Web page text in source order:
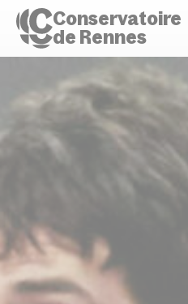
Conservatoire
de Rennes
Conservatoire de Rennes
Enseignements
Actions d'éducation
Bibliothèque musicale